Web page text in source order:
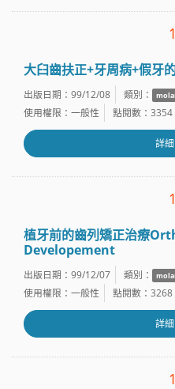
大臼齒扶正+牙周病+假牙
出版日期：99/12/08 類別：
使用權限：一般性 點閱數：3354
詳
植牙前的齒列矯正治療
Developement
出版日期：99/12/07 類別：
使用權限：一般性 點閱數：3268
詳